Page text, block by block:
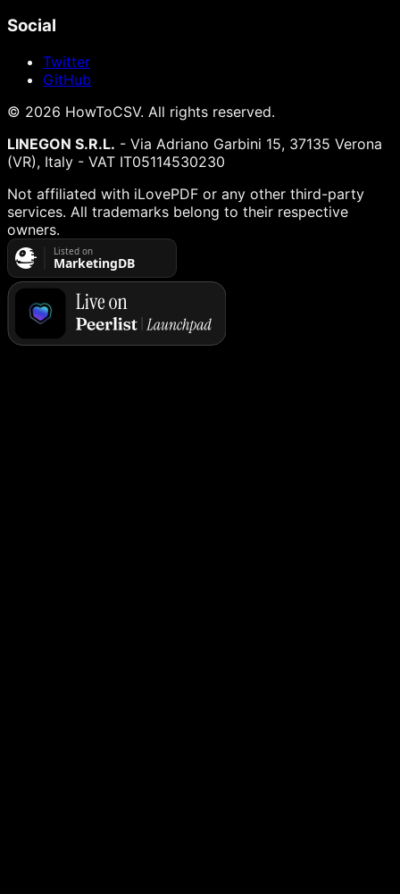
Social
Twitter
GitHub
© 2026 HowToCSV. All rights reserved.
LINEGON S.R.L. - Via Adriano Garbini 15, 37135 Verona
(VR), Italy - VAT IT05114530230
Not affiliated with iLovePDF or any other third-party
services. All trademarks belong to their respective
owners.